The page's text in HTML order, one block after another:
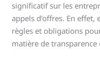
significatif sur les
appels d’offres. En
règles et obligations
matière de